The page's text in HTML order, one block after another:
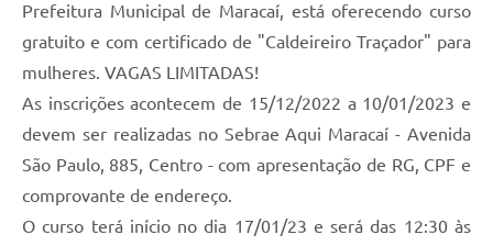
Prefeitura Municipal de Maracaí, está oferecendo curso
gratuito e com certificado de "Caldeireiro Traçador" para
mulheres. VAGAS LIMITADAS!
As inscrições acontecem de 15/12/2022 a 10/01/2023 e
devem ser realizadas no Sebrae Aqui Maracaí - Avenida
São Paulo, 885, Centro - com apresentação de RG, CPF e
comprovante de endereço.
O curso terá início no dia 17/01/23 e será das 12:30 às